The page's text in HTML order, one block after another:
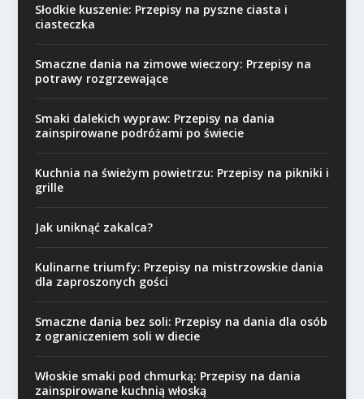
Słodkie kuszenie: Przepisy na pyszne ciasta i
ciasteczka
Smaczne dania na zimowe wieczory: Przepisy na
potrawy rozgrzewające
Smaki dalekich wypraw: Przepisy na dania
zainspirowane podróżami po świecie
Kuchnia na świeżym powietrzu: Przepisy na pikniki i
grille
Jak uniknąć zakalca?
Kulinarne triumfy: Przepisy na mistrzowskie dania
dla zaproszonych gości
Smaczne dania bez soli: Przepisy na dania dla osób
z ograniczeniem soli w diecie
Włoskie smaki pod chmurką: Przepisy na dania
zainspirowane kuchnią włoską